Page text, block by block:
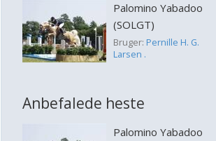
Palomino Yabadoo
(SOLGT)
Bruger: Pernille H. G.
Larsen .
Anbefalede heste
Palomino Yabadoo